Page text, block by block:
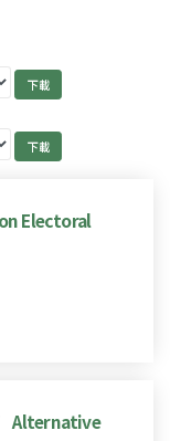
Electoral
Alternative